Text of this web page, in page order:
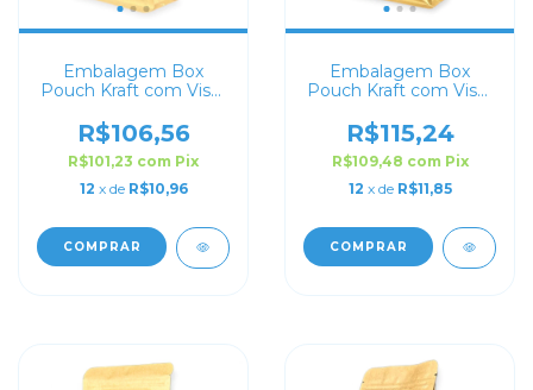
Embalagem Box
Pouch Kraft com Visor
R$106,56
R$101,23 com Pix
12 x de R$10,96
COMPRAR
Embalagem Box
Pouch Kraft com Visor
R$115,24
R$109,48 com Pix
12 x de R$11,85
COMPRAR